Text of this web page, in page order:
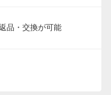
品・交換が可能